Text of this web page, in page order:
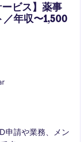
ービス】薬事
年収〜1,500
申請や業務、メン